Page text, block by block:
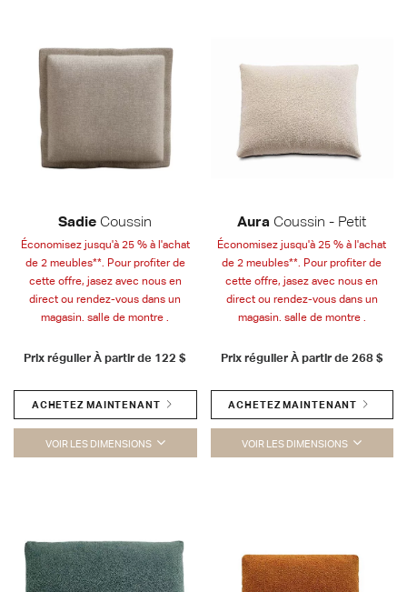
Sadie Coussin
Économisez jusqu'à 25 % à l'achat
de 2 meubles**. Pour profiter de
cette offre, jasez avec nous en
direct ou rendez-vous dans un
magasin. salle de montre .
Prix régulier À partir de 122 $
ACHETEZ MAINTENANT
VOIR LES DIMENSIONS
Aura Coussin - Petit
Économisez jusqu'à 25 % à l'achat
de 2 meubles**. Pour profiter de
cette offre, jasez avec nous en
direct ou rendez-vous dans un
magasin. salle de montre .
Prix régulier À partir de 268 $
ACHETEZ MAINTENANT
VOIR LES DIMENSIONS